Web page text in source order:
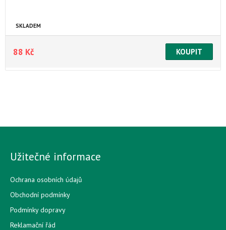
SKLADEM
88 Kč
Užitečné informace
Ochrana osobních údajů
Obchodní podmínky
Podmínky dopravy
Reklamační řád